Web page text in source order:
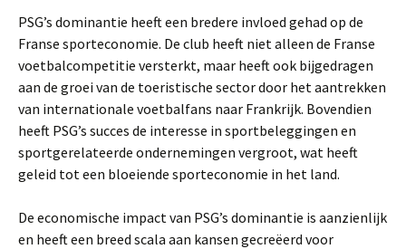
PSG’s dominantie heeft een bredere invloed gehad op de
Franse sporteconomie. De club heeft niet alleen de Franse
voetbalcompetitie versterkt, maar heeft ook bijgedragen
aan de groei van de toeristische sector door het aantrekken
van internationale voetbalfans naar Frankrijk. Bovendien
heeft PSG’s succes de interesse in sportbeleggingen en
sportgerelateerde ondernemingen vergroot, wat heeft
geleid tot een bloeiende sporteconomie in het land.
De economische impact van PSG’s dominantie is aanzienlijk
en heeft een breed scala aan kansen gecreëerd voor